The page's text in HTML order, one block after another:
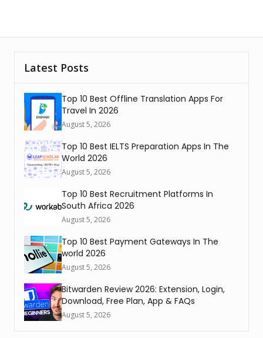
Latest Posts
Top 10 Best Offline Translation Apps For
Travel In 2026
August 5, 2026
Top 10 Best IELTS Preparation Apps In The
World 2026
August 5, 2026
Top 10 Best Recruitment Platforms In
South Africa 2026
August 5, 2026
Top 10 Best Payment Gateways In The
world 2026
August 5, 2026
Bitwarden Review 2026: Extension, Login,
Download, Free Plan, App & FAQs
August 5, 2026